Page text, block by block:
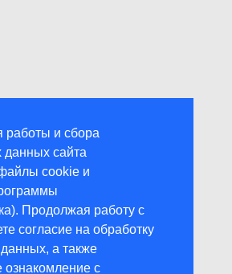
работы и сбора
данных сайта
cookie и
Продолжая работу с
согласие на обработку
а также
ознакомление с